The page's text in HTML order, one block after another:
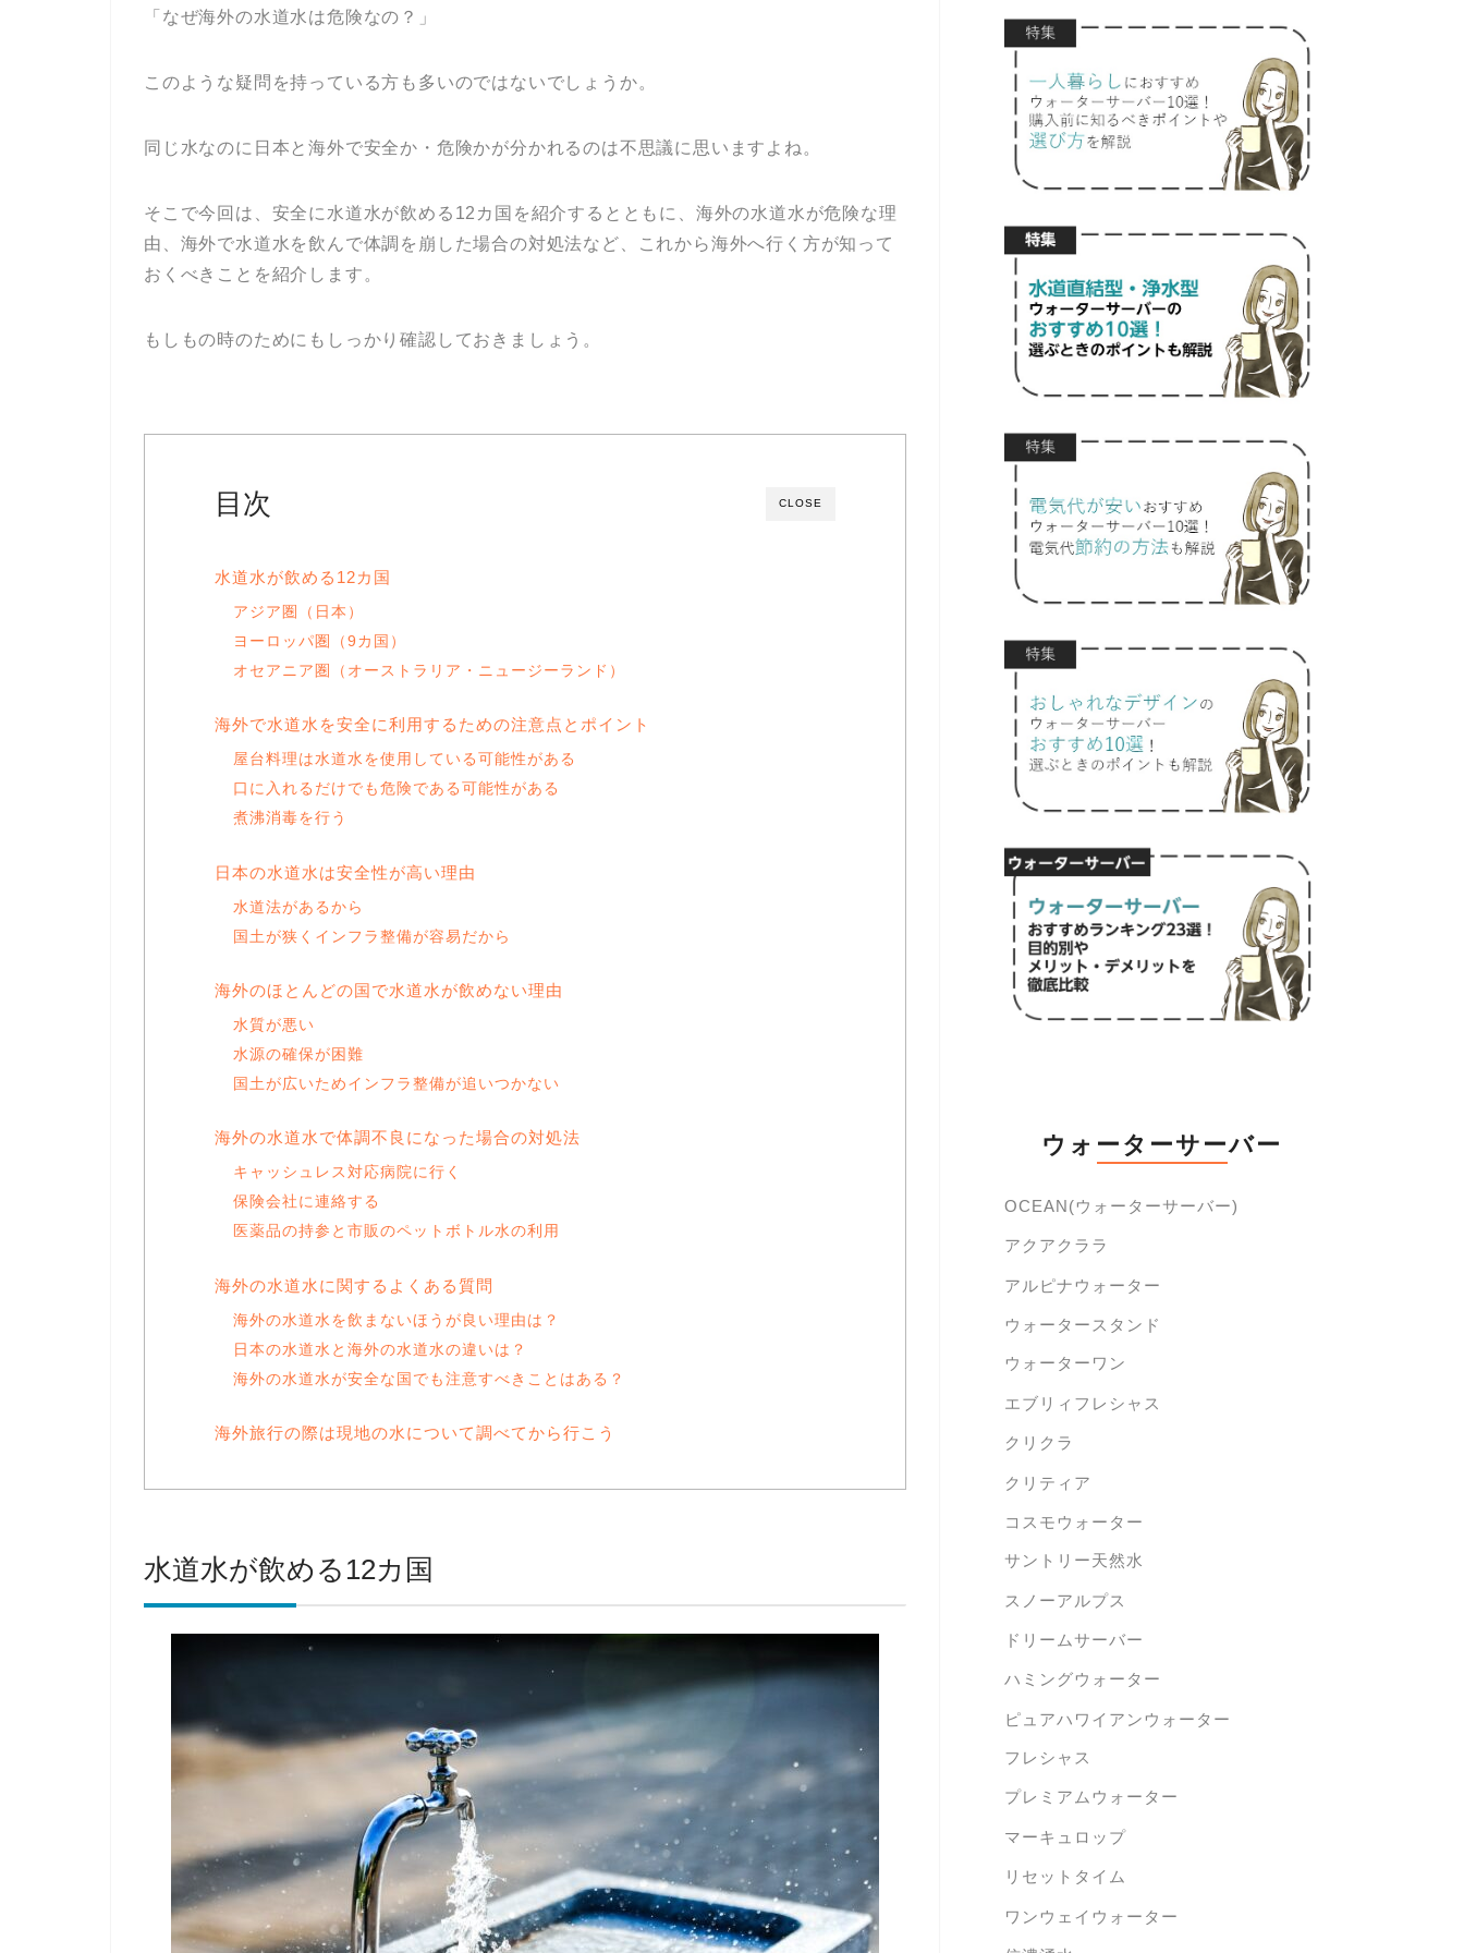
「なぜ海外の水道水は危険なの？」
このような疑問を持っている方も多いのではないでしょうか。
同じ水なのに日本と海外で安全か・危険かが分かれるのは不思議に思いますよね。
そこで今回は、安全に水道水が飲める12カ国を紹介するとともに、海外の水道水が危険な理
由、海外で水道水を飲んで体調を崩した場合の対処法など、これから海外へ行く方が知って
おくべきことを紹介します。
もしもの時のためにもしっかり確認しておきましょう。
CLOSE
目次
水道水が飲める12カ国
アジア圏（日本）
ヨーロッパ圏（9カ国）
オセアニア圏（オーストラリア・ニュージーランド）
海外で水道水を安全に利用するための注意点とポイント
屋台料理は水道水を使用している可能性がある
口に入れるだけでも危険である可能性がある
煮沸消毒を行う
日本の水道水は安全性が高い理由
水道法があるから
国土が狭くインフラ整備が容易だから
海外のほとんどの国で水道水が飲めない理由
水質が悪い
水源の確保が困難
国土が広いためインフラ整備が追いつかない
海外の水道水で体調不良になった場合の対処法
キャッシュレス対応病院に行く
保険会社に連絡する
医薬品の持参と市販のペットボトル水の利用
海外の水道水に関するよくある質問
海外の水道水を飲まないほうが良い理由は？
日本の水道水と海外の水道水の違いは？
海外の水道水が安全な国でも注意すべきことはある？
海外旅行の際は現地の水について調べてから行こう
水道水が飲める12カ国
ウォーターサーバー
OCEAN(ウォーターサーバー)
アクアクララ
アルピナウォーター
ウォータースタンド
ウォーターワン
エブリィフレシャス
クリクラ
クリティア
コスモウォーター
サントリー天然水
スノーアルプス
ドリームサーバー
ハミングウォーター
ピュアハワイアンウォーター
フレシャス
プレミアムウォーター
マーキュロップ
リセットタイム
ワンウェイウォーター